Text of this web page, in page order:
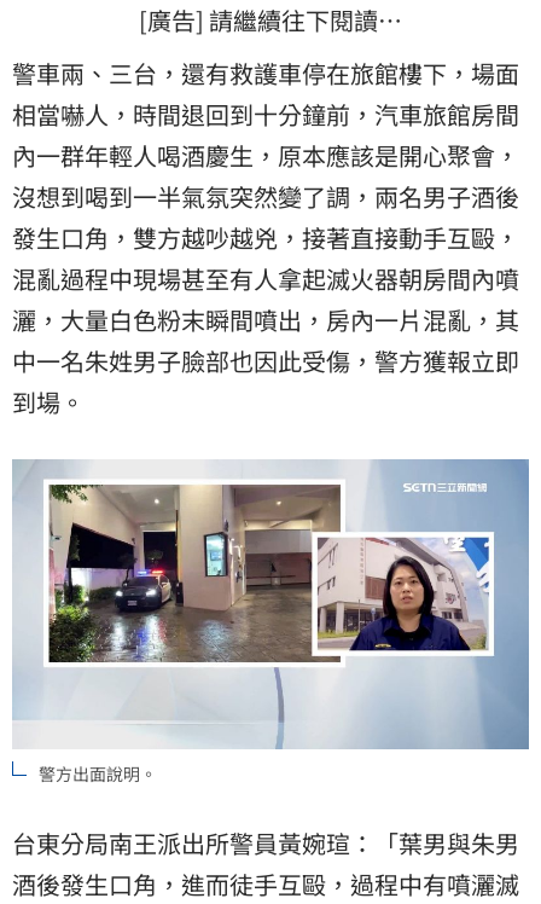
[廣告] 請繼續往下閱讀…
警車兩、三台，還有救護車停在旅館樓下，場面
相當嚇人，時間退回到十分鐘前，汽車旅館房間
內一群年輕人喝酒慶生，原本應該是開心聚會，
沒想到喝到一半氣氛突然變了調，兩名男子酒後
發生口角，雙方越吵越兇，接著直接動手互毆，
混亂過程中現場甚至有人拿起滅火器朝房間內噴
灑，大量白色粉末瞬間噴出，房內一片混亂，其
中一名朱姓男子臉部也因此受傷，警方獲報立即
到場。
警方出面說明。
台東分局南王派出所警員黃婉瑄：「葉男與朱男
酒後發生口角，進而徒手互毆，過程中有噴灑滅